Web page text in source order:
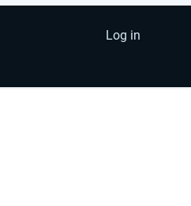
Log in